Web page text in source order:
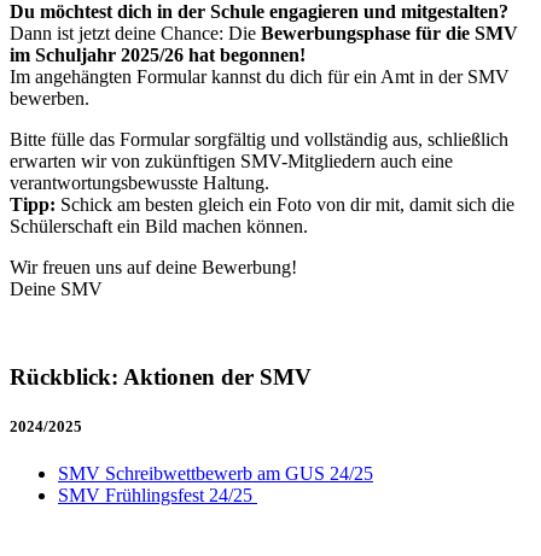
Du möchtest dich in der Schule engagieren und mitgestalten?
Dann ist jetzt deine Chance: Die Bewerbungsphase für die SMV
im Schuljahr 2025/26 hat begonnen!
Im angehängten Formular kannst du dich für ein Amt in der SMV
bewerben.
Bitte fülle das Formular sorgfältig und vollständig aus, schließlich
erwarten wir von zukünftigen SMV-Mitgliedern auch eine
verantwortungsbewusste Haltung.
Tipp: Schick am besten gleich ein Foto von dir mit, damit sich die
Schülerschaft ein Bild machen können.
Wir freuen uns auf deine Bewerbung!
Deine SMV
Rückblick: Aktionen der SMV
2024/2025
SMV Schreibwettbewerb am GUS 24/25
SMV Frühlingsfest 24/25